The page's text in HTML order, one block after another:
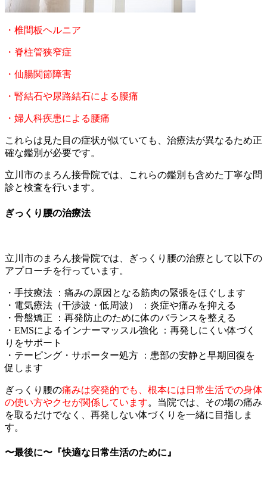
・椎間板ヘルニア
・脊柱管狭窄症
・仙腸関節障害
・腎結石や尿路結石による腰痛
・婦人科疾患による腰痛
これらは見た目の症状が似ていても、治療法が異なるため正
確な鑑別が必要です。
立川市のまろん接骨院では、これらの鑑別も含めた丁寧な問
診と検査を行います。
ぎっくり腰の治療法
立川市のまろん接骨院では、ぎっくり腰の治療として以下の
アプローチを行っています。
・手技療法 ：痛みの原因となる筋肉の緊張をほぐします
・電気療法（干渉波・低周波） ：炎症や痛みを抑える
・骨盤矯正 ：再発防止のために体のバランスを整える
・EMSによるインナーマッスル強化 ：再発しにくい体づく
りをサポート
・テーピング・サポーター処方 ：患部の安静と早期回復を
促します
ぎっくり 腰の痛みは突発的でも、根本には日常生活での身体
の使い方やクセが関係しています。 当院では、その場の痛み
を取るだけでなく、再発しない体づくりを一緒に目指しま
す。
〜最後に〜『快適な日常生活のために』